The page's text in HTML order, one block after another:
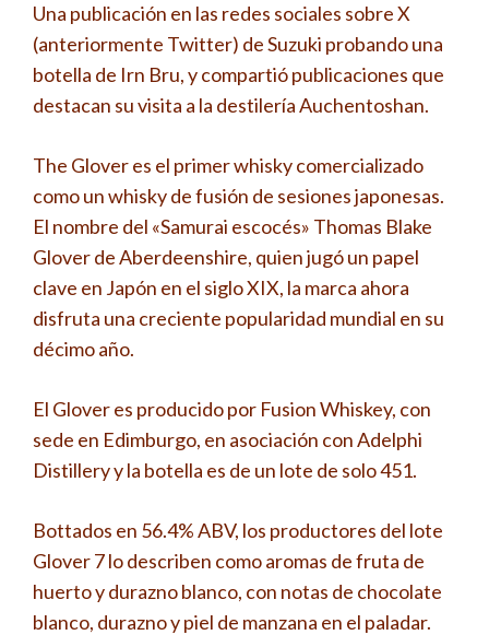
Una publicación en las redes sociales sobre X
(anteriormente Twitter) de Suzuki probando una
botella de Irn Bru, y compartió publicaciones que
destacan su visita a la destilería Auchentoshan.
The Glover es el primer whisky comercializado
como un whisky de fusión de sesiones japonesas.
El nombre del «Samurai escocés» Thomas Blake
Glover de Aberdeenshire, quien jugó un papel
clave en Japón en el siglo XIX, la marca ahora
disfruta una creciente popularidad mundial en su
décimo año.
El Glover es producido por Fusion Whiskey, con
sede en Edimburgo, en asociación con Adelphi
Distillery y la botella es de un lote de solo 451.
Bottados en 56.4% ABV, los productores del lote
Glover 7 lo describen como aromas de fruta de
huerto y durazno blanco, con notas de chocolate
blanco, durazno y piel de manzana en el paladar.